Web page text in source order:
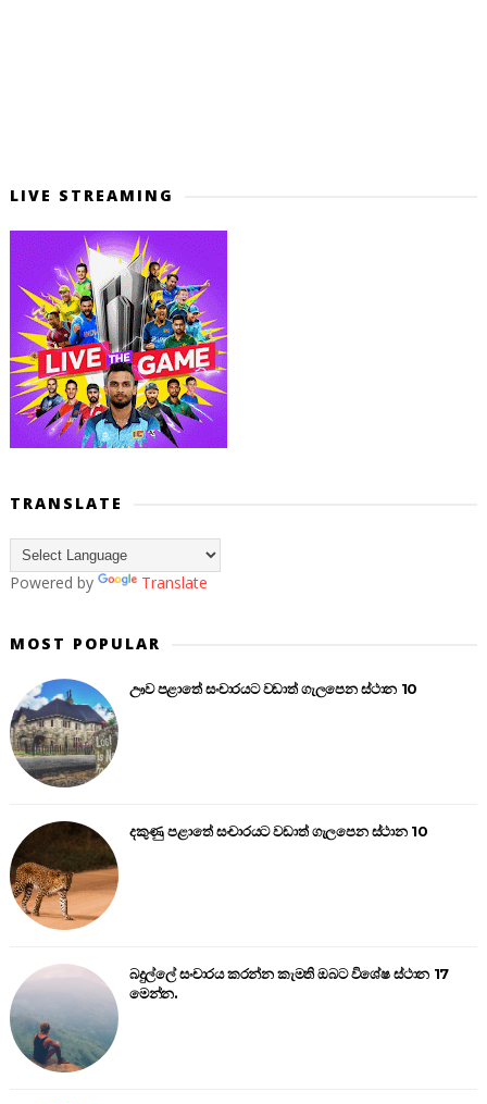
LIVE STREAMING
TRANSLATE
Powered by Translate
MOST POPULAR
ඌව පළාතේ සංචාරයට වඩාත් ගැලපෙන ස්ථාන 10
දකුණු පළාතේ සංචාරයට වඩාත් ගැලපෙන ස්ථාන 10
බදුල්ලේ සංචාරය කරන්න කැමති ඔබට විශේෂ ස්ථාන 17
මෙන්න.